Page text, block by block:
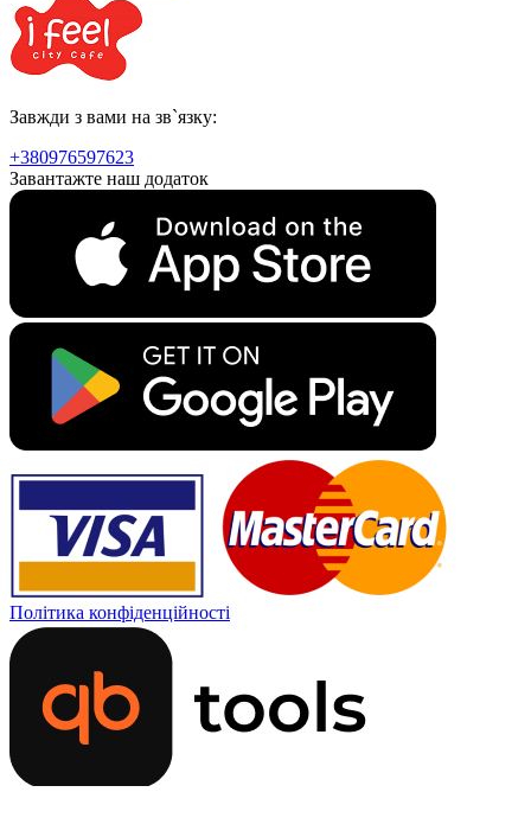
Завжди з вами на зв`язку:
+380976597623
Завантажте наш додаток
Політика конфіденційності